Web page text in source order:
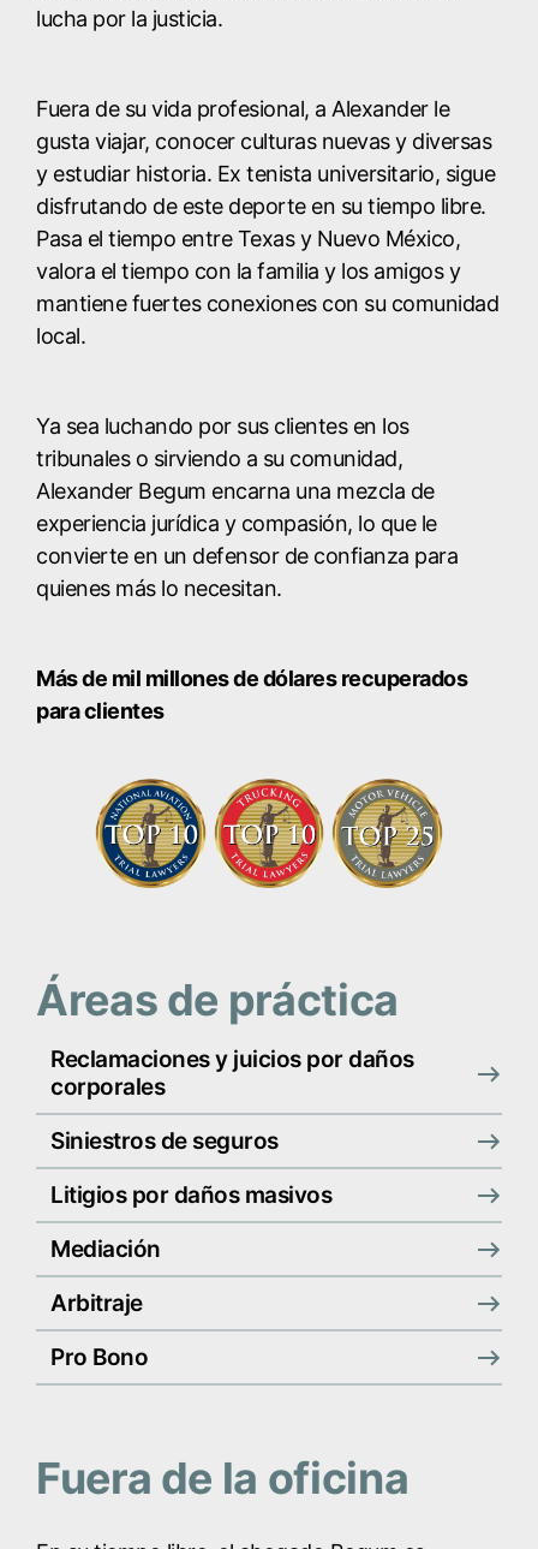
lucha por la justicia.
Fuera de su vida profesional, a Alexander le
gusta viajar, conocer culturas nuevas y diversas
y estudiar historia. Ex tenista universitario, sigue
disfrutando de este deporte en su tiempo libre.
Pasa el tiempo entre Texas y Nuevo México,
valora el tiempo con la familia y los amigos y
mantiene fuertes conexiones con su comunidad
local.
Ya sea luchando por sus clientes en los
tribunales o sirviendo a su comunidad,
Alexander Begum encarna una mezcla de
experiencia jurídica y compasión, lo que le
convierte en un defensor de confianza para
quienes más lo necesitan.
Más de mil millones de dólares recuperados
para clientes
Áreas de práctica
Reclamaciones y juicios por daños
corporales
Siniestros de seguros
Litigios por daños masivos
Mediación
Arbitraje
Pro Bono
Fuera de la oficina